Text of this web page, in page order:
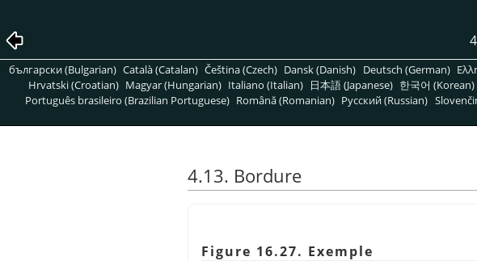
български (Bulgarian) Català (Catalan) Čeština (Czech) Dansk (Danish) Deutsch (German)
Hrvatski (Croatian) Magyar (Hungarian) Italiano (Italian) 日本語 (Japanese) 한국어 (Korean)
Português brasileiro (Brazilian Portuguese) Română (Romanian) Pусский (Russian)
4.13. Bordure
Figure 16.27. Exemple